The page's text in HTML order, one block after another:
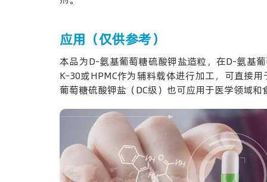
应用（仅供参考）
本品为D-氨基葡萄糖硫酸钾盐造粒，在D-氨基
K-30或HPMC作为辅料载体进行加工，可直接
葡萄糖硫酸钾盐（DC级）也可应用于医学领域和